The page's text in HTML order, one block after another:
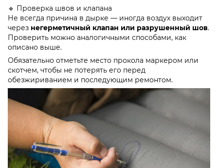
🔹 Проверка швов и клапана
Не всегда причина в дырке — иногда воздух выходит
через негерметичный клапан или разрушенный шов.
Проверить можно аналогичными способами, как
описано выше.
Обязательно отметьте место прокола маркером или
скотчем, чтобы не потерять его перед
обезжириванием и последующим ремонтом.